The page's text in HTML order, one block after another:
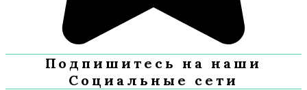
Подпишитесь на наши
Социальные сети